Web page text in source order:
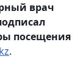
врач
посещения
.